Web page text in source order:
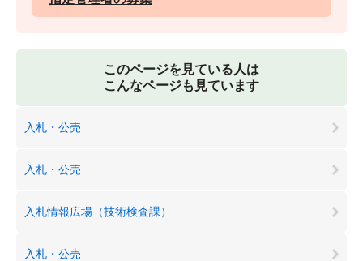
このページを見ている人は
こんなページも見ています
入札・公売
入札・公売
入札情報広場（技術検査課）
入札・公売